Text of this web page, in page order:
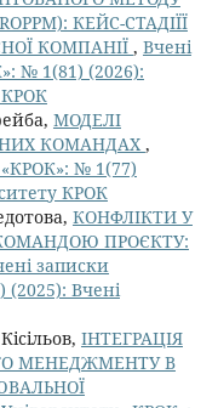
КЕЙС-СТАДІЇЇ
КОМПАНІЇ , Вчені
№ 1(81) (2026):
КРОК
МОДЕЛІ
КОМАНДАХ ,
«КРОК»: № 1(77)
КРОК
КОНФЛІКТИ У
КОМАНДОЮ ПРОЄКТУ:
записки
(2025): Вчені
ІНТЕГРАЦІЯ
МЕНЕДЖМЕНТУ В